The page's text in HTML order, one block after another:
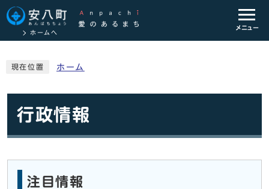
ホームへ
メニュー
現在位置 ホーム
行政情報
注目情報